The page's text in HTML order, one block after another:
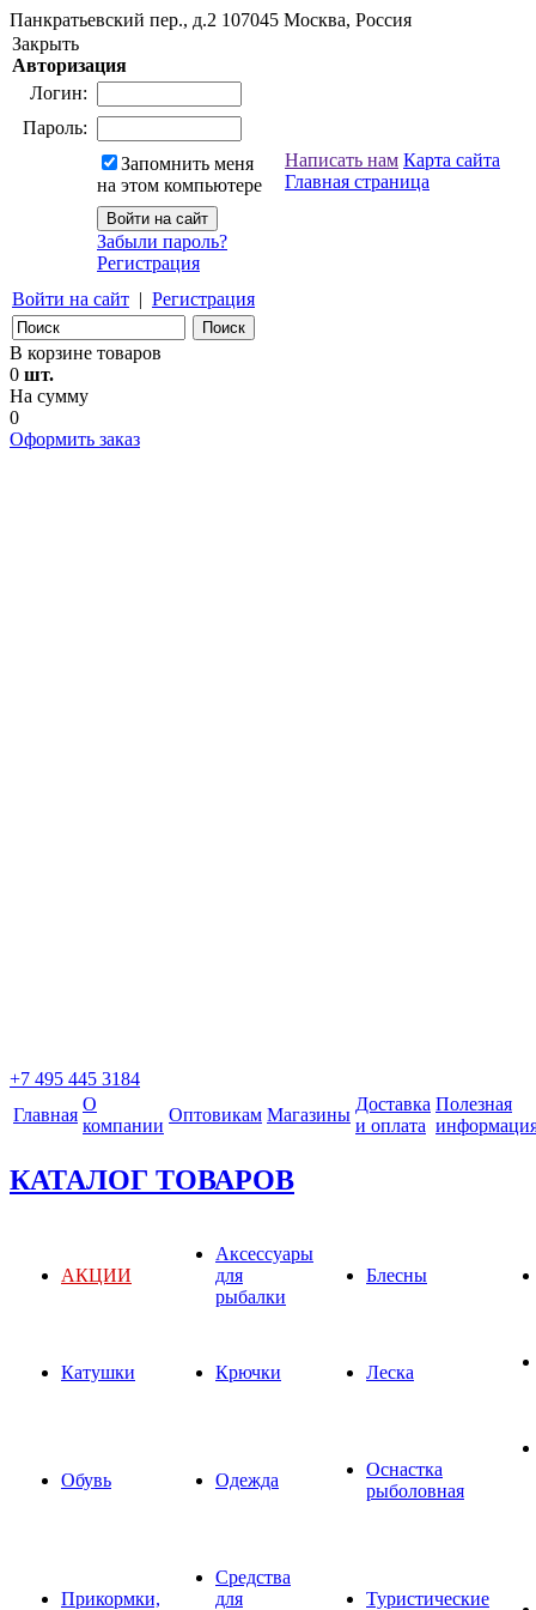
Панкратьевский пер., д.2 107045 Москва, Россия
Закрыть
Авторизация
Логин:
Пароль:
Запомнить меня
на этом компьютере
Забыли пароль?
Регистрация
Войти на сайт | Регистрация
Написать нам Карта сайта
Главная страница
В корзине товаров
0 шт.
На сумму
0
Оформить заказ
+7 495 445 3184
Главная
О
компании
Оптовикам Магазины
Доставка
и оплата
Полезная
КАТАЛОГ ТОВАРОВ
АКЦИИ
Аксессуары
для
рыбалки
Блесны
Катушки Крючки Леска
Обувь Одежда
Оснастка
рыболовная
Прикормки,
Средства
для
Туристические